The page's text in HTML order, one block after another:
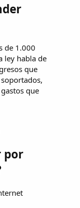
de 1.000
ley habla de
que
que
por